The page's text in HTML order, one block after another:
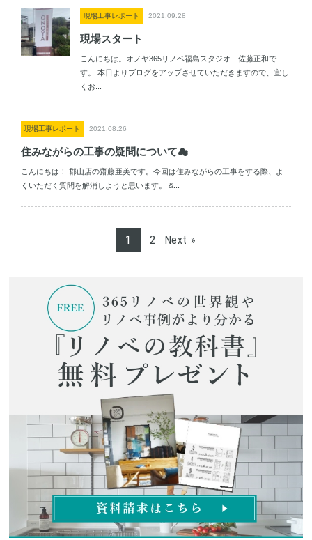
現場工事レポート 2021.09.28
現場スタート
こんにちは。オノヤ365リノベ福島スタジオ 佐藤正和で
す。 本日よりブログをアップさせていただきますので、宜し
くお...
現場工事レポート 2021.08.26
住みながらの工事の疑問について☁
こんにちは！ 郡山店の齋藤亜美です。今回は住みながらの工事をする際、よ
くいただく質問を解消しようと思います。 &...
1 2 Next »